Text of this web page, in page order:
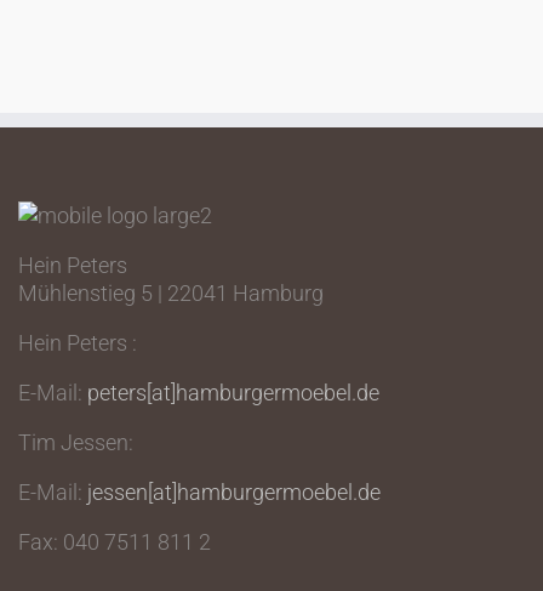
Hein Peters
Mühlenstieg 5 | 22041 Hamburg
Hein Peters :
E-Mail: peters[at]hamburgermoebel.de
Tim Jessen:
E-Mail: jessen[at]hamburgermoebel.de
Fax: 040 7511 811 2